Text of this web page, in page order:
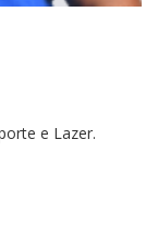
e Lazer.